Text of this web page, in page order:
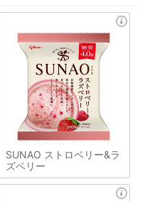
SUNAO ストロベリー&ラ
ズベリー